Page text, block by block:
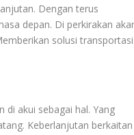
Dengan terus
depan. Di perkirakan
solusi transportasi
akui sebagai hal. Yang
Keberlanjutan berkaitan